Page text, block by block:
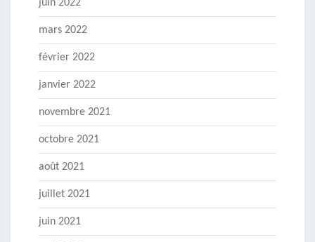
juin 2022
mars 2022
février 2022
janvier 2022
novembre 2021
octobre 2021
août 2021
juillet 2021
juin 2021